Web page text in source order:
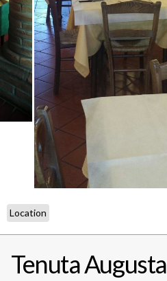
Location
Tenuta Augusta